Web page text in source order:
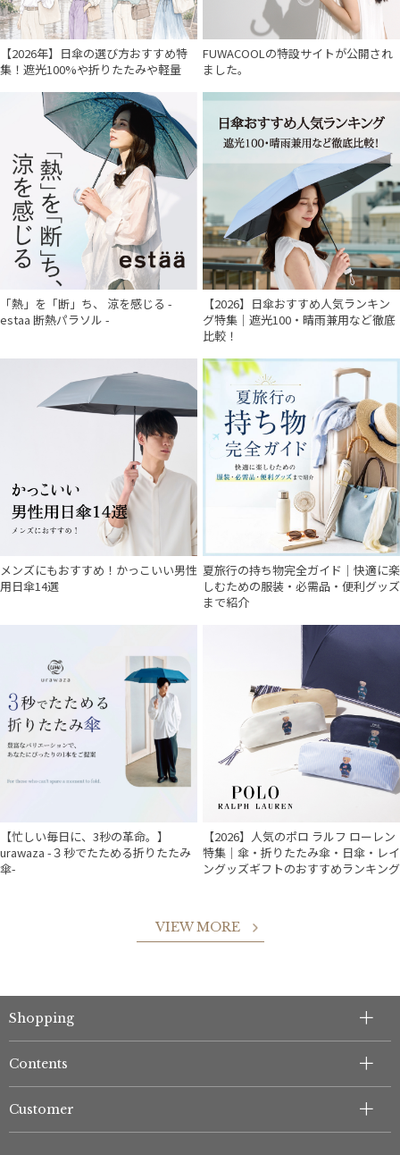
【2026年】日傘の選び方おすすめ特
集！遮光100%や折りたたみや軽量
FUWACOOLの特設サイトが公開され
ました。
「熱」を「断」ち、 涼を感じる -
estaa 断熱パラソル -
【2026】日傘おすすめ人気ランキン
グ特集｜遮光100・晴雨兼用など徹底
比較！
メンズにもおすすめ！かっこいい男性
用日傘14選
夏旅行の持ち物完全ガイド｜快適に楽
しむための服装・必需品・便利グッズ
まで紹介
【忙しい毎日に、3秒の革命。】
urawaza -３秒でたためる折りたたみ
傘-
【2026】人気のポロ ラルフ ローレン
特集｜傘・折りたたみ傘・日傘・レイ
ングッズギフトのおすすめランキング
VIEW MORE
Shopping
Contents
Customer